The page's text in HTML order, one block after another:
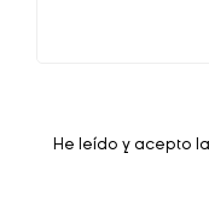
He leído y acepto la